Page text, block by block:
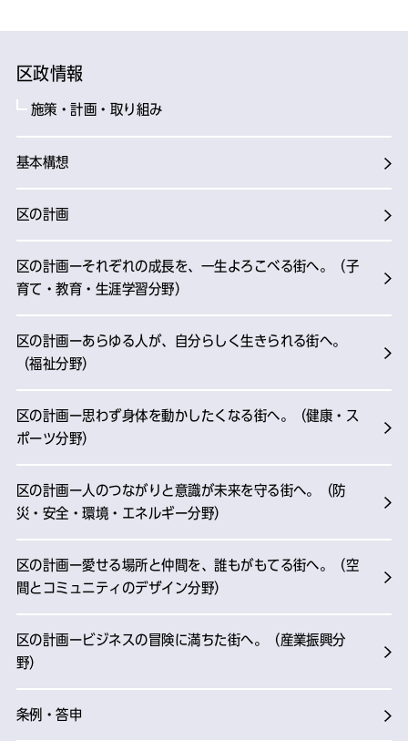
区政情報
施策・計画・取り組み
基本構想
区の計画
区の計画ーそれぞれの成長を、一生よろこべる街へ。（子
育て・教育・生涯学習分野）
区の計画ーあらゆる人が、自分らしく生きられる街へ。
（福祉分野）
区の計画ー思わず身体を動かしたくなる街へ。（健康・ス
ポーツ分野）
区の計画ー人のつながりと意識が未来を守る街へ。（防
災・安全・環境・エネルギー分野）
区の計画ー愛せる場所と仲間を、誰もがもてる街へ。（空
間とコミュニティのデザイン分野）
区の計画ービジネスの冒険に満ちた街へ。（産業振興分
野）
条例・答申